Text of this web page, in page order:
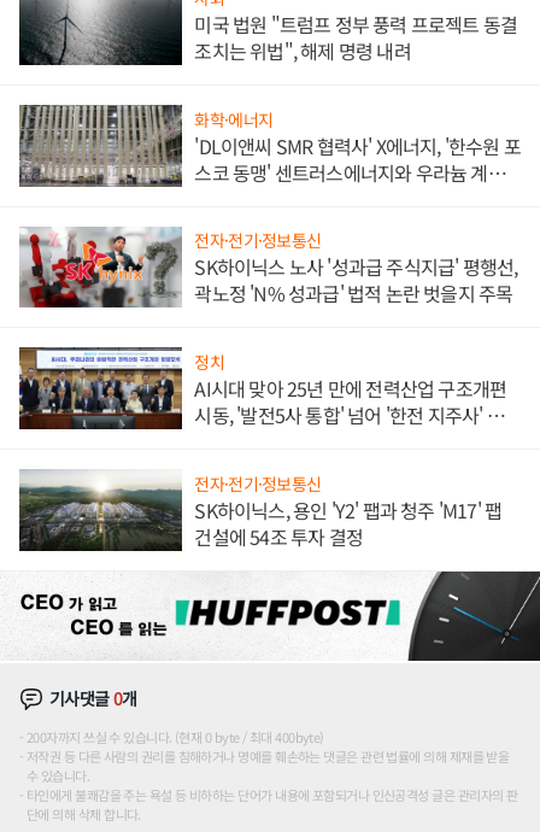
미국 법원 "트럼프 정부 풍력 프로젝트 동결
조치는 위법", 해제 명령 내려
화학·에너지
'DL이앤씨 SMR 협력사' X에너지, '한수원 포
스코 동맹' 센트러스에너지와 우라늄 계약
전자·전기·정보통신
SK하이닉스 노사 '성과급 주식지급' 평행선,
곽노정 'N% 성과급' 법적 논란 벗을지 주목
정치
AI시대 맞아 25년 만에 전력산업 구조개편
시동, '발전5사 통합' 넘어 '한전 지주사' 재편
전자·전기·정보통신
SK하이닉스, 용인 'Y2' 팹과 청주 'M17' 팹
건설에 54조 투자 결정
기사댓글0개
200자까지 쓰실 수 있습니다. (현재 0 byte / 최대 400byte)
저작권 등 다른 사람의 권리를 침해하거나 명예를 훼손하는 댓글은 관련 법률에 의해 제재를 받을
수 있습니다.
타인에게 불쾌감을 주는 욕설 등 비하하는 단어가 내용에 포함되거나 인신공격성 글은 관리자의 판
단에 의해 삭제 합니다.